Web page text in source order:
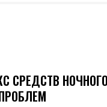
СРЕДСТВ